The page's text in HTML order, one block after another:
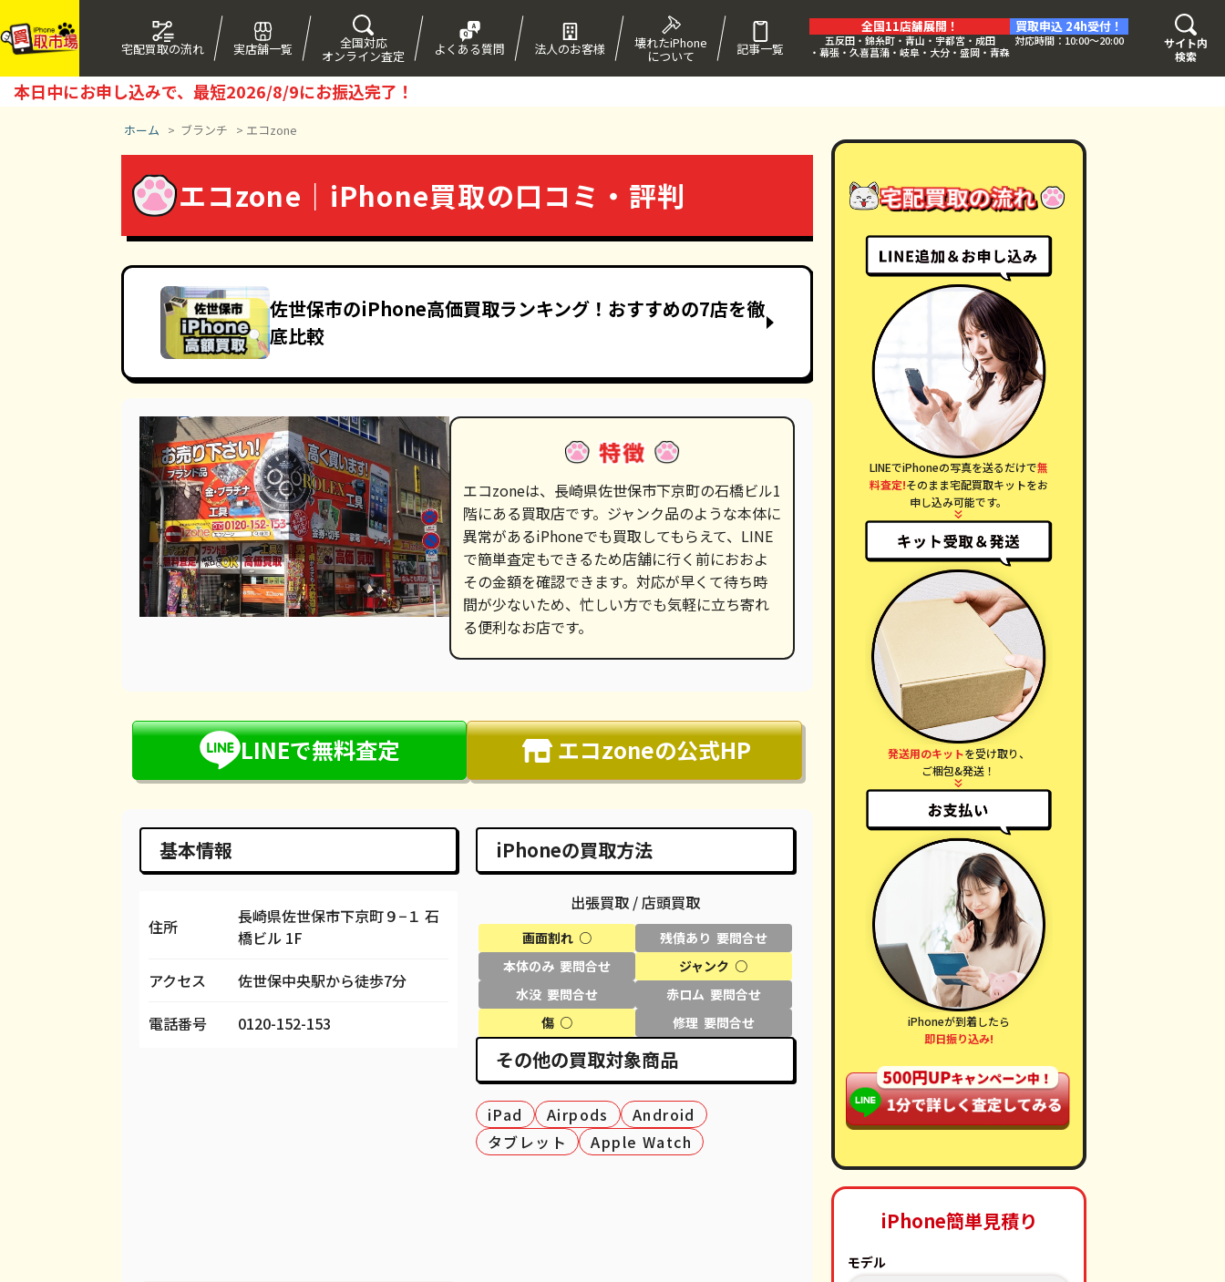
全国11店舗展開！
五反田・錦糸町・青山・宇都宮・成田
・幕張・久喜菖蒲・岐阜・大分・盛岡・青森
買取申込 24h受付！
対応時間：10:00〜20:00
宅配買取の流れ 実店舗一覧 全国対応
オンライン査定 よくある質問 法人のお客様 壊れたiPhone
について 記事一覧
サイト内
検索
本日中にお申し込みで、最短2026/8/9にお振込完了！
ホーム > ブランチ > エコzone
エコzone｜iPhone買取の口コミ・評判
佐世保市のiPhone高価買取ランキング！おすすめの7店を徹
底比較
エコzoneは、長崎県佐世保市下京町の石橋ビル1
階にある買取店です。ジャンク品のような本体に
異常があるiPhoneでも買取してもらえて、LINE
で簡単査定もできるため店舗に行く前におおよ
その金額を確認できます。対応が早くて待ち時
間が少ないため、忙しい方でも気軽に立ち寄れ
る便利なお店です。
LINEで無料査定 エコzoneの公式HP
基本情報
住所
長崎県佐世保市下京町９−１ 石
橋ビル 1F
アクセス
佐世保中央駅から徒歩7分
電話番号
0120-152-153
iPhoneの買取方法
出張買取 / 店頭買取
画面割れ ○
残債あり 要問合せ
本体のみ 要問合せ
ジャンク ○
水没 要問合せ
赤ロム 要問合せ
傷 ○
修理 要問合せ
その他の買取対象商品
iPad Airpods
Android
タブレット
Apple Watch
LINEでiPhoneの写真を送るだけで無
料査定!そのまま宅配買取キットをお
申し込み可能です。
発送用のキットを受け取り、
ご梱包&発送！
iPhoneが到着したら
即日振り込み!
iPhone簡単見積り
モデル